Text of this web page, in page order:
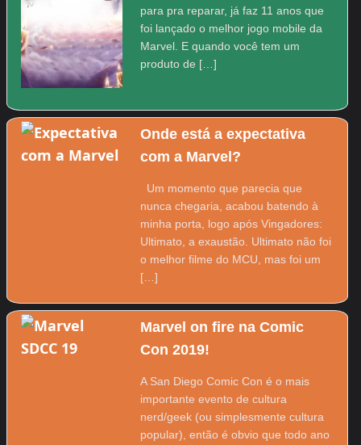
para pra reparar, já faz 11 anos que
foi lançado o melhor jogo mobile da
Marvel. E quando você tem um
produto de […]
Onde está a expectativa
com a Marvel?
Um momento que parecia que
nunca chegaria, acabou batendo à
minha porta, logo após Vingadores:
Ultimato, a exaustão. Ultimato não foi
o melhor filme do MCU, mas foi um
[…]
Marvel on fire na Comic
Con 2019!
A San Diego Comic Con é o mais
importante evento de cultura
nerd/geek (ou simplesmente cultura
popular), então é obvio que todo ano